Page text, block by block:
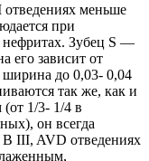
меньше
при
нефритах. Зубец S —
его зависит от
ширина до 0,03- 0,04
так же, как и
1/3- 1/4 в
он всегда
III, AVD отведениях